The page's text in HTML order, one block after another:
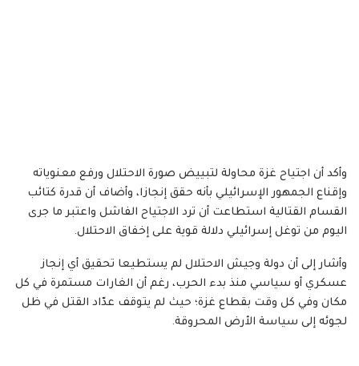
وأكد أن اجتياح غزة محاولة لتبييض صورة الاحتلال ورفع معنوياته
وإقناع الجمهور الإسرائيلي بأنه حقق إنجازا، وأضاف أن قدرة كتائب
القسام القتالية استطاعت أن ترد الاجتياح الفاشل واعتبر ما جرى
اليوم من توغل إسرائيلي دلالة قوية على إخفاق الاحتلال.
وأشار إلى أن دولة وجيش الاحتلال لم يستطيعا تحقيق أي إنجاز
عسكري أو سياسي منذ بدء الحرب، رغم أن الغارات مستمرة في كل
مكان وفي كل وقت بقطاع غزة؛ حيث لم يتوقف عدّاد القتل في ظل
لجوئه إلى سياسة الأرض المحروقة.